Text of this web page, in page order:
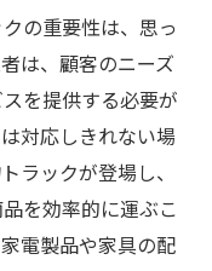
の重要性は、思っ
は、顧客のニーズ
を提供する必要が
対応しきれない場
ラックが登場し、
を効率的に運ぶこ
電製品や家具の配